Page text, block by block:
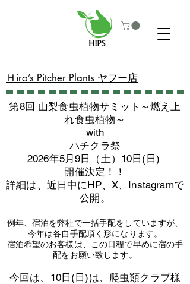
​Ｈiro’s Pitcher Plants ヤフー店
第8回 山梨食虫植物サミット～燃え上
れ食虫植物～
with
​ハチクラ祭
2026年5月9日（土）10日(日)
​開催決定！！
詳細は、近日中にHP、X、Instagramで
公開。
例年、宿泊を弊社で一括手配をしていますが、
今年は各自手配頂く形になります。
​宿泊希望のお客様は、この日程で早めに宿の手
配をお願い致します。
​今回は、10日(日)は、爬虫類クラブ様